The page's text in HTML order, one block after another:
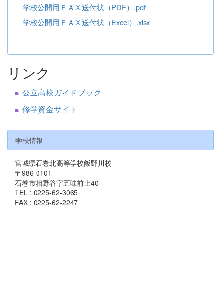
学校公開用ＦＡＸ送付状（PDF）.pdf
学校公開用ＦＡＸ送付状（Excel）.xlsx
リンク
公立高校ガイドブック
修学資金サイト
学校情報
宮城県石巻北高等学校飯野川校
〒986-0101
石巻市相野谷字五味前上40
TEL : 0225-62-3065
FAX : 0225-62-2247